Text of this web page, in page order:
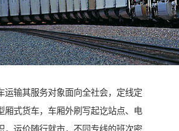
运输其服务对象面向全社会，定线定
厢式货车，车厢外刷写起讫站点、电